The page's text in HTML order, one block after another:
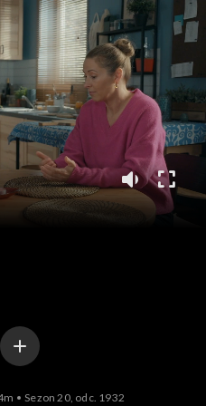
szczęścia
Sezon 20, odc. 1932